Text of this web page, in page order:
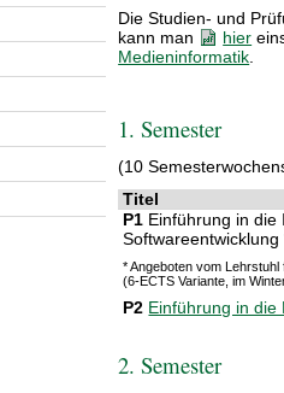
Die Studien- und
kann man
hier
Medieninformatik.
1. Semester
(10
Titel
P1 Einführung in die
Softwareentwicklung
* Angeboten vom
(6-ECTS Variante, im
P2 Einführung in die
2. Semester